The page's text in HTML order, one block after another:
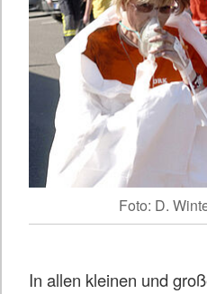
Foto: D.
In allen kleinen und